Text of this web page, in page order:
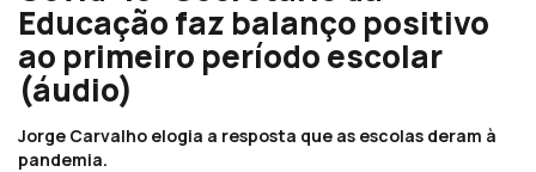
Educação faz balanço positivo
ao primeiro período escolar
(áudio)
Jorge Carvalho elogia a resposta que as escolas deram à
pandemia.